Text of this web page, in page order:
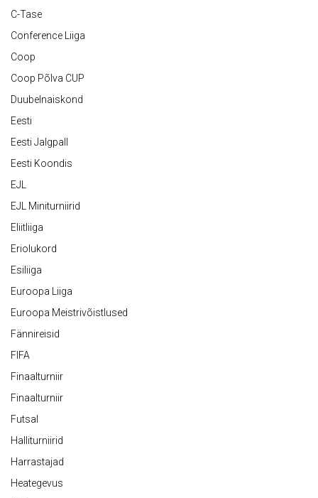
C-Tase
Conference Liiga
Coop
Coop Põlva CUP
Duubelnaiskond
Eesti
Eesti Jalgpall
Eesti Koondis
EJL
EJL Miniturniirid
Eliitliiga
Eriolukord
Esiliiga
Euroopa Liiga
Euroopa Meistrivõistlused
Fännireisid
FIFA
Finaalturniir
Finaalturniir
Futsal
Halliturniirid
Harrastajad
Heategevus